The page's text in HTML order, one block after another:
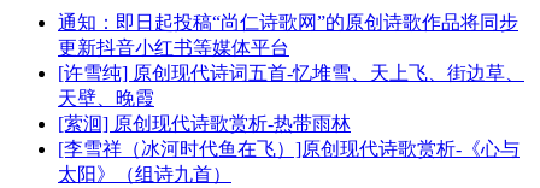
通知：即日起投稿“尚仁诗歌网”的原创诗歌作品将同步
更新抖音小红书等媒体平台
[许雪纯] 原创现代诗词五首-忆堆雪、天上飞、街边草、
天壁、晚霞
[萦洄] 原创现代诗歌赏析-热带雨林
[李雪祥（冰河时代鱼在飞）]原创现代诗歌赏析-《心与
太阳》（组诗九首）